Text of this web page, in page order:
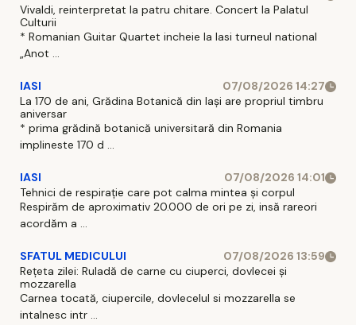
Vivaldi, reinterpretat la patru chitare. Concert la Palatul
Culturii
* Romanian Guitar Quartet incheie la Iasi turneul national
„Anot ...
IASI
07/08/2026 14:27
La 170 de ani, Grădina Botanică din Iași are propriul timbru
aniversar
* prima grădină botanică universitară din Romania
implineste 170 d ...
IASI
07/08/2026 14:01
Tehnici de respirație care pot calma mintea și corpul
Respirăm de aproximativ 20.000 de ori pe zi, insă rareori
acordăm a ...
SFATUL MEDICULUI
07/08/2026 13:59
Rețeta zilei: Ruladă de carne cu ciuperci, dovlecei și
mozzarella
Carnea tocată, ciupercile, dovlecelul si mozzarella se
intalnesc intr ...